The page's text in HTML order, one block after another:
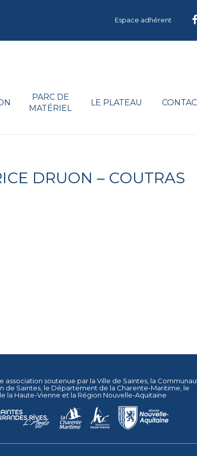
Espace adhérent
PARC DE
MATÉRIEL
LE PLATEAU
DRUON – COUTRAS
association soutenue par la Ville de Saintes , la
de Saintes , le Département de la Charente-Maritime , le
la Haute-Vienne et la Région Nouvelle-Aquitaine